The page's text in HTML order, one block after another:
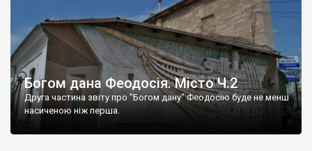
Богом дана Феодосія. Місто Ч.2
Друга частина звіту про "Богом дану" Феодосію буде не менш
насиченою ніж перша.